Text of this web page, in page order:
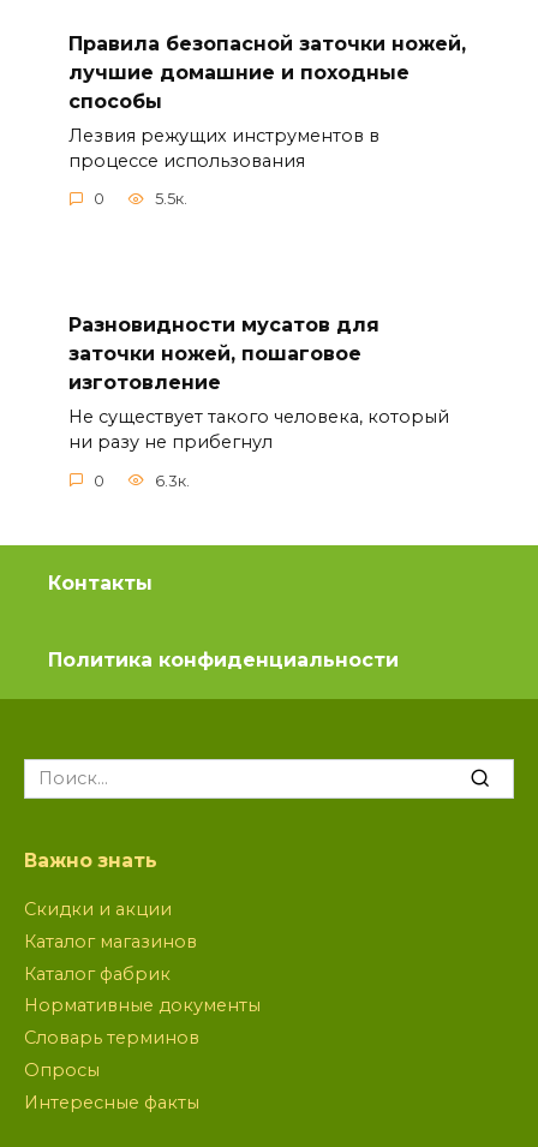
Правила безопасной заточки ножей,
лучшие домашние и походные
способы
Лезвия режущих инструментов в
процессе использования
0 5.5к.
Разновидности мусатов для
заточки ножей, пошаговое
изготовление
Не существует такого человека, который
ни разу не прибегнул
0 6.3к.
Контакты
Политика конфиденциальности
Search
for:
Важно знать
Скидки и акции
Каталог магазинов
Каталог фабрик
Нормативные документы
Словарь терминов
Опросы
Интересные факты